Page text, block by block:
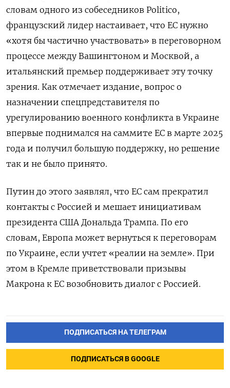
словам одного из собеседников Politico,
французский лидер настаивает, что ЕС нужно
«хотя бы частично участвовать» в переговорном
процессе между Вашингтоном и Москвой, а
итальянский премьер поддерживает эту точку
зрения. Как отмечает издание, вопрос о
назначении спецпредставителя по
урегулированию военного конфликта в Украине
впервые поднимался на саммите ЕС в марте 2025
года и получил большую поддержку, но решение
так и не было принято.
Путин до этого заявлял, что ЕС сам прекратил
контакты с Россией и мешает инициативам
президента США Дональда Трампа. По его
словам, Европа может вернуться к переговорам
по Украине, если учтет «реалии на земле». При
этом в Кремле приветствовали призывы
Макрона к ЕС возобновить диалог с Россией.
ПОДПИСАТЬСЯ НА ТЕЛЕГРАМ
ПОДПИСАТЬСЯ В GOOGLE